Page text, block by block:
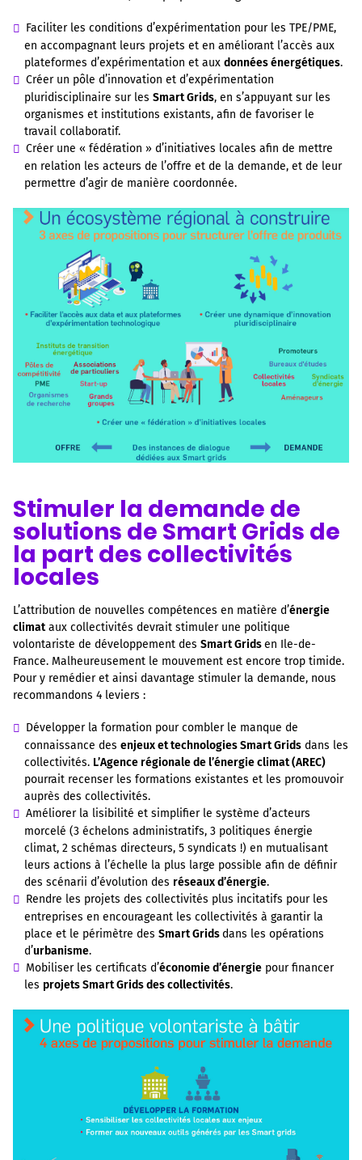
Faciliter les conditions d’expérimentation pour les TPE/PME,
en accompagnant leurs projets et en améliorant l’accès aux
plateformes d’expérimentation et auxdonnées énergétiques.
Créer un pôle d’innovation et d’expérimentation
pluridisciplinaire sur lesSmart Grids, en s’appuyant sur les
organismes et institutions existants, afin de favoriser le
travail collaboratif.
Créer une « fédération » d’initiatives locales afin de mettre
en relation les acteurs de l’offre et de la demande, et de leur
permettre d’agir de manière coordonnée.
Stimuler la demande de
solutions de Smart Grids de
la part des collectivités
locales
L’attribution de nouvelles compétences en matière d’énergie
climataux collectivités devrait stimuler une politique
volontariste de développement des Smart Gridsen Ile-de-
France. Malheureusement le mouvement est encore trop timide.
Pour y remédier et ainsi davantage stimuler la demande, nous
recommandons 4 leviers :
Développer la formation pour combler le manque de
connaissance desenjeux et technologies Smart Grids dans les
collectivités. L’Agence régionale de l’énergie climat (AREC)
pourrait recenser les formations existantes et les promouvoir
auprès des collectivités.
Améliorer la lisibilité et simplifier le système d’acteurs
morcelé (3 échelons administratifs, 3 politiques énergie
climat, 2 schémas directeurs, 5 syndicats !) en mutualisant
leurs actions à l’échelle la plus large possible afin de définir
des scénarii d’évolution des réseaux d’énergie.
Rendre les projets des collectivités plus incitatifs pour les
entreprises en encourageant les collectivités à garantir la
place et le périmètre desSmart Grids dans les opérations
d’urbanisme.
Mobiliser les certificats d’économie d’énergie pour financer
les projets Smart Grids des collectivités.